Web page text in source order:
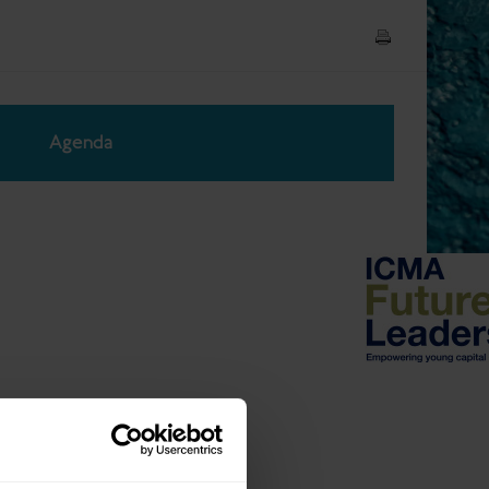
Agenda